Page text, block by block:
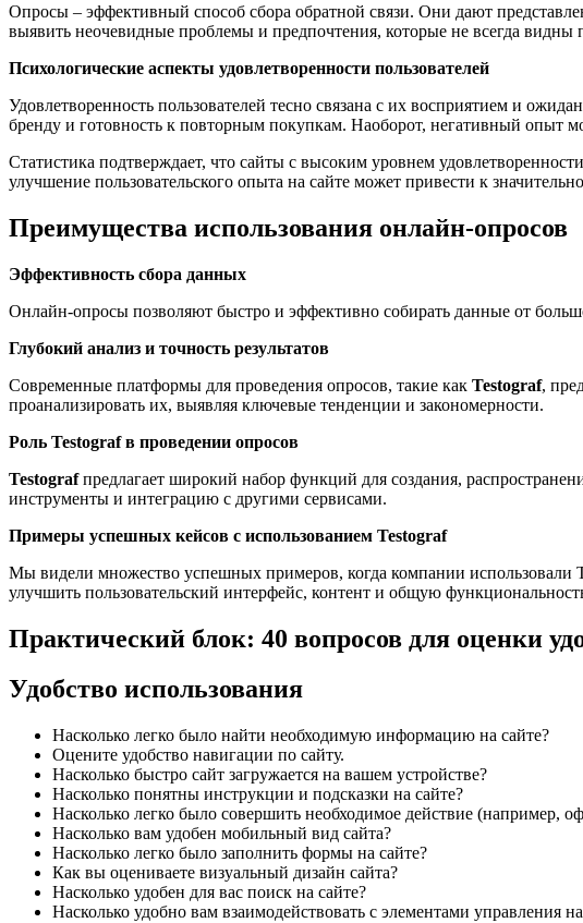
Опросы – эффективный способ сбора обратной связи. Они дают
выявить неочевидные проблемы и предпочтения, которые не всегда
Психологические аспекты удовлетворенности пользователей
Удовлетворенность пользователей тесно связана с их восприятием и
бренду и готовность к повторным покупкам. Наоборот, негативный опыт
Статистика подтверждает, что сайты с высоким уровнем
улучшение пользовательского опыта на сайте может привести к
Преимущества использования онлайн-опросов
Эффективность сбора данных
Онлайн-опросы позволяют быстро и эффективно собирать данные от
Глубокий анализ и точность результатов
Современные платформы для проведения опросов, такие как Testograf,
проанализировать их, выявляя ключевые тенденции и закономерности.
Роль Testograf в проведении опросов
Testografпредлагает широкий набор функций для создания,
инструменты и интеграцию с другими сервисами.
Примеры успешных кейсов с использованием Testograf
Мы видели множество успешных примеров, когда компании использовали
улучшить пользовательский интерфейс, контент и общую
Практический блок: 40 вопросов для оценки
Удобство использования
Насколько легко было найти необходимую информацию на сайте?
Оцените удобство навигации по сайту.
Насколько быстро сайт загружается на вашем устройстве?
Насколько понятны инструкции и подсказки на сайте?
Насколько легко было совершить необходимое действие (например,
Насколько вам удобен мобильный вид сайта?
Насколько легко было заполнить формы на сайте?
Как вы оцениваете визуальный дизайн сайта?
Насколько удобен для вас поиск на сайте?
Насколько удобно вам взаимодействовать с элементами управления